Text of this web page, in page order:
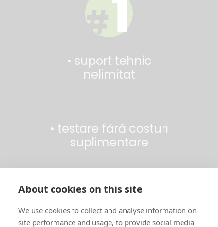
• suport tehnic
nelimitat
• testare fără costuri
suplimentare
• importator
direct
About cookies on this site
We use cookies to collect and analyse information on
site performance and usage, to provide social media